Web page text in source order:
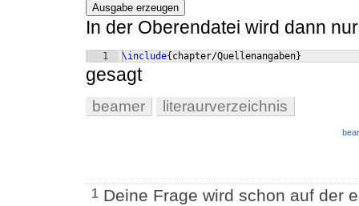
Ausgabe erzeugen
In der Oberendatei wird dann
1 \include{ chapter/Quellenangaben}
gesagt
beamer literaurverzeichnis
1 Deine Frage wird schon auf der